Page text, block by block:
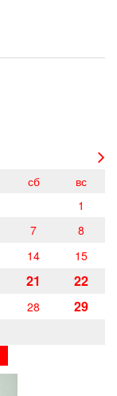
сб
вс
1
7
8
14 15
21
22
28
29